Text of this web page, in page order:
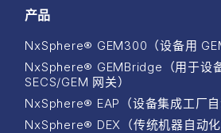
产品
NxSphere® GEM300（设备用
NxSphere® GEMBridge（用于设
SECS/GEM 网关）
NxSphere® EAP（设备集成工厂自
NxSphere® DEX（传统机器自动化